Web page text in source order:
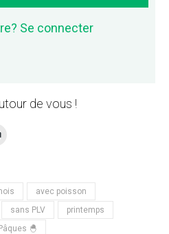
Se connecter
de vous !
avec poisson
sans PLV
printemps
🐣